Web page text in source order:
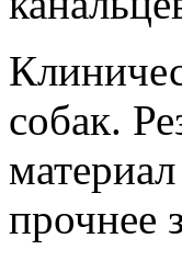
собак.
прочнее